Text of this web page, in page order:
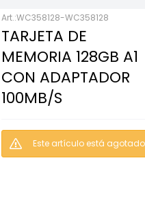
WC358128-WC358128
TARJETA DE
MEMORIA 128GB A1
CON ADAPTADOR
100MB/S
Este artículo está